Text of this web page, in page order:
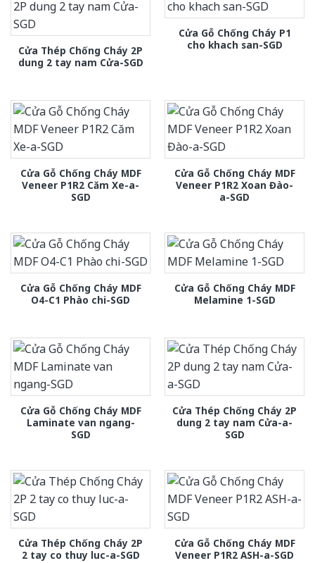
Cửa Thép Chống Cháy 2P
dung 2 tay nam Cửa-SGD
Cửa Gỗ Chống Cháy P1
cho khach san-SGD
Cửa Gỗ Chống Cháy MDF
Veneer P1R2 Căm Xe-a-
SGD
Cửa Gỗ Chống Cháy MDF
Veneer P1R2 Xoan Đào-
a-SGD
Cửa Gỗ Chống Cháy MDF
O4-C1 Phào chi-SGD
Cửa Gỗ Chống Cháy MDF
Melamine 1-SGD
Cửa Gỗ Chống Cháy MDF
Laminate van ngang-
SGD
Cửa Thép Chống Cháy 2P
dung 2 tay nam Cửa-a-
SGD
Cửa Thép Chống Cháy 2P
2 tay co thuy luc-a-SGD
Cửa Gỗ Chống Cháy MDF
Veneer P1R2 ASH-a-SGD